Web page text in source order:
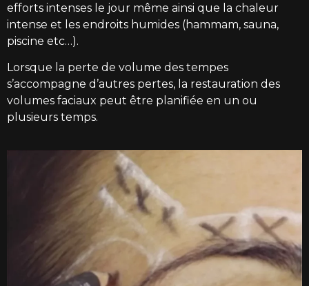
efforts intenses le jour même ainsi que la chaleur
intense et les endroits humides (hammam, sauna,
piscine etc…).
Lorsque la perte de volume des tempes
s’accompagne d’autres pertes, la restauration des
volumes faciaux peut être planifiée en un ou
plusieurs temps.